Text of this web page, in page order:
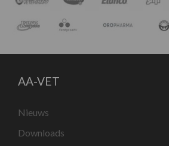
AA-VET
Nieuws
Downloads